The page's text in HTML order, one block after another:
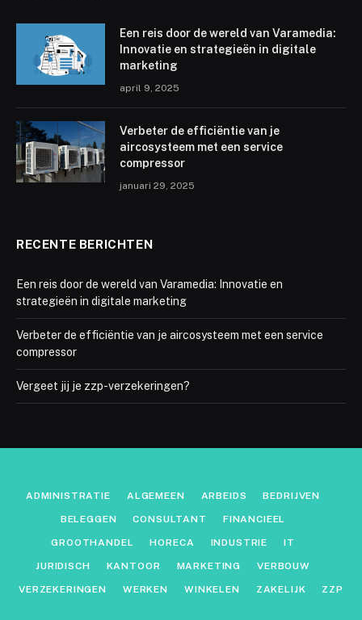
Een reis door de wereld van Varamedia:
Innovatie en strategieën in digitale
marketing
april 9, 2025
Verbeter de efficiëntie van je
aircosysteem met een service
compressor
januari 29, 2025
RECENTE BERICHTEN
Een reis door de wereld van Varamedia: Innovatie en
strategieën in digitale marketing
Verbeter de efficiëntie van je aircosysteem met een service
compressor
Vergeet jij je zzp-verzekeringen?
ADMINISTRATIE ALGEMEEN ARBEIDS BEDRIJVEN
BELEGGEN CONSULTANT FINANCIEEL
GROOTHANDEL HORECA INDUSTRIE IT
JURIDISCH KANTOOR MARKETING VERBOUW
VERZEKERINGEN WERKEN WINKELEN ZAKELIJK ZZP